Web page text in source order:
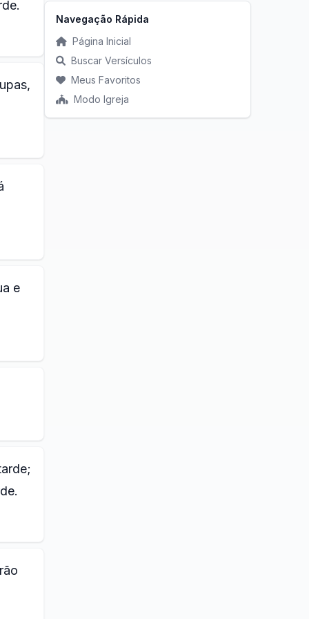
e
Navegação Rápida
Página Inicial
Buscar Versículos
Meus Favoritos
Modo Igreja